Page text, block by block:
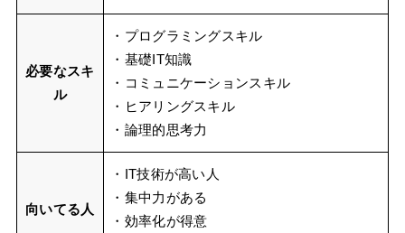
必要なスキ
ル
・プログラミングスキル
・基礎IT知識
・コミュニケーションスキル
・ヒアリングスキル
・論理的思考力
向いてる人
・IT技術が高い人
・集中力がある
・効率化が得意